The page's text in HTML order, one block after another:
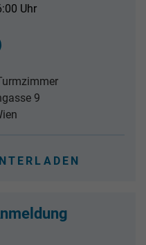
Uhr
9